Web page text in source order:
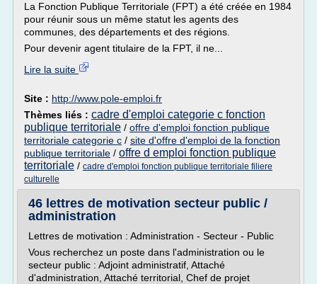
La Fonction Publique Territoriale (FPT) a été créée en 1984
pour réunir sous un même statut les agents des
communes, des départements et des régions.
Pour devenir agent titulaire de la FPT, il ne...
Lire la suite
Site : http://www.pole-emploi.fr
Thèmes liés : cadre d'emploi categorie c fonction
publique territoriale / offre d'emploi fonction publique
territoriale categorie c / site d'offre d'emploi de la fonction
publique territoriale / offre d emploi fonction publique
territoriale / cadre d'emploi fonction publique territoriale filiere
culturelle
46 lettres de motivation secteur public /
administration
Lettres de motivation : Administration - Secteur - Public
Vous recherchez un poste dans l'administration ou le
secteur public : Adjoint administratif, Attaché
d'administration, Attaché territorial, Chef de projet